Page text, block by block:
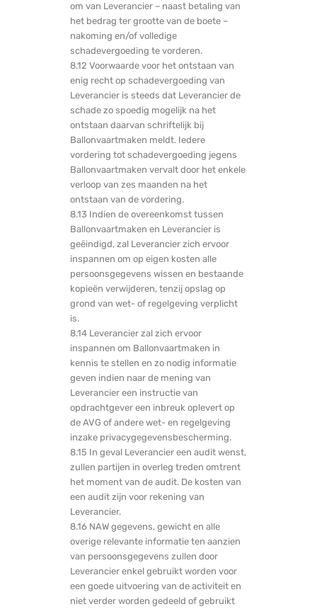
om van Leverancier – naast betaling van
het bedrag ter grootte van de boete –
nakoming en/of volledige
schadevergoeding te vorderen.
8.12 Voorwaarde voor het ontstaan van
enig recht op schadevergoeding van
Leverancier is steeds dat Leverancier de
schade zo spoedig mogelijk na het
ontstaan daarvan schriftelijk bij
Ballonvaartmaken meldt. Iedere
vordering tot schadevergoeding jegens
Ballonvaartmaken vervalt door het enkele
verloop van zes maanden na het
ontstaan van de vordering.
8.13 Indien de overeenkomst tussen
Ballonvaartmaken en Leverancier is
geëindigd, zal Leverancier zich ervoor
inspannen om op eigen kosten alle
persoonsgegevens wissen en bestaande
kopieën verwijderen, tenzij opslag op
grond van wet- of regelgeving verplicht
is.
8.14 Leverancier zal zich ervoor
inspannen om Ballonvaartmaken in
kennis te stellen en zo nodig informatie
geven indien naar de mening van
Leverancier een instructie van
opdrachtgever een inbreuk oplevert op
de AVG of andere wet- en regelgeving
inzake privacygegevensbescherming.
8.15 In geval Leverancier een audit wenst,
zullen partijen in overleg treden omtrent
het moment van de audit. De kosten van
een audit zijn voor rekening van
Leverancier.
8.16 NAW gegevens, gewicht en alle
overige relevante informatie ten aanzien
van persoonsgegevens zullen door
Leverancier enkel gebruikt worden voor
een goede uitvoering van de activiteit en
niet verder worden gedeeld of gebruikt